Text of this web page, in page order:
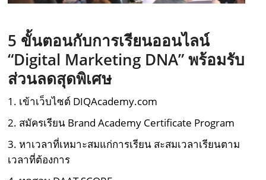
5 ขั้นตอนกับการเรียนออนไลน์
“Digital Marketing DNA”พร้อมรับ
ส่วนลดสุดพิเศษ
1. เข้าเว็บไซต์ DIQAcademy.com
2. สมัครเรียน Brand Academy Certificate Program
3. หาเวลาที่เหมาะสมแก่การเรียน สะสมเวลาเรียนตาม
เวลาที่ต้องการ